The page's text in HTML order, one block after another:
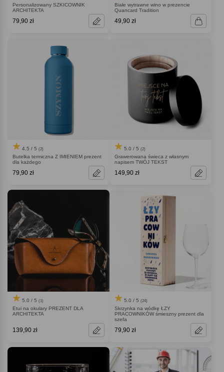
Personalizowany SZKICOWNIK
ARCHITEKTA
79,90 zł
Białe wytrawne wino w prezencie
Quancard Tradition
49,90 zł
4.5 / 5 (2)
Butelka termiczna Z IMIENIEM prezent
dla każdego
79,90 zł
5.0 / 5 (2)
Grawerowana świeca z własnym
napisem TWÓJ TEKST
149,90 zł
5.0 / 5 (1)
Etui na okulary PREZENT DLA
ARCHITEKTA
139,90 zł
5.0 / 5 (24)
Skrzynka na wódkę ŁZY
PRACOWNIKÓW śmieszny prezent dla
szefa
79,90 zł